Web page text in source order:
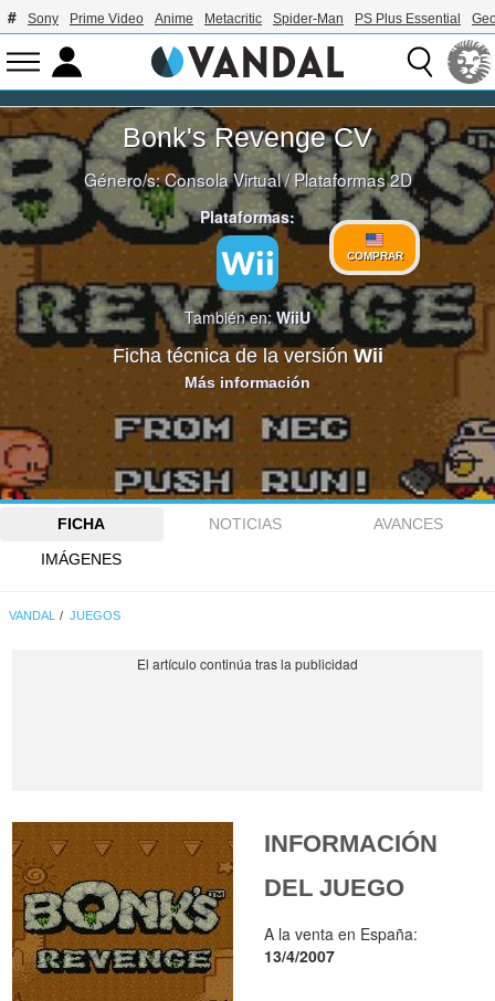
Sony Prime Video Anime Metacritic Spider-Man PS Plus Essential
Bonk's Revenge CV
Género/s:Consola Virtual/Plataformas 2D
Plataformas:
COMPRAR
También en:WiiU
Ficha técnica de la versión Wii
Más información
FICHA NOTICIAS
AVANCES
IMÁGENES
VANDAL JUEGOS
INFORMACIÓN
DEL JUEGO
A la venta en España:
13/4/2007